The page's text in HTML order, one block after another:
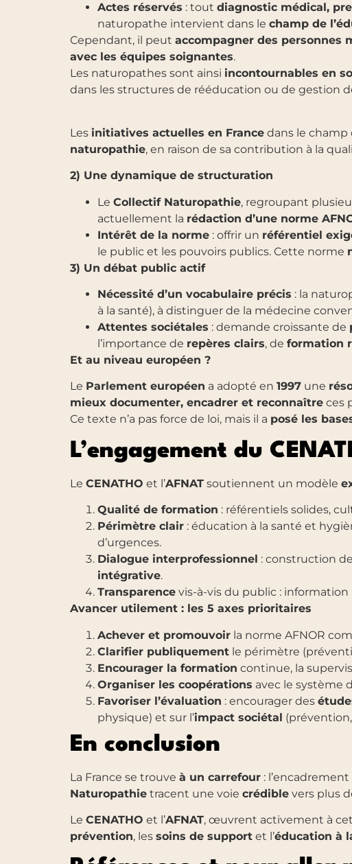
Actes réservés : tout diagnostic médical,
naturopathe intervient dans le champ de
Cependant, il peut accompagner des personnes
avec les équipes soignantes.
Les naturopathes sont ainsi incontournables en
dans les structures de rééducation ou de gestion
Les initiatives actuelles en France dans le champ
naturopathie, en raison de sa contribution à la
2) Une dynamique de structuration
Le Collectif Naturopathie, regroupant
actuellement la rédaction d’une norme
Intérêt de la norme : offrir un référentiel
le public et les pouvoirs publics. Cette norme
3) Un débat public actif
Nécessité d’un vocabulaire précis : la
à la santé), à distinguer de la médecine
Attentes sociétales : demande croissante de
l’importance de repères clairs, de formation
Et au niveau européen ?
Le Parlement européen a adopté en 1997 une
mieux documenter, encadrer et reconnaître ces
Ce texte n’a pas force de loi, mais il a posé les
L’engagement du
Le CENATHO et l’AFNAT soutiennent un modèle
Qualité de formation : référentiels solides,
Périmètre clair : éducation à la santé et
d’urgences.
Dialogue interprofessionnel : construction de
intégrative.
Transparence vis-à-vis du public :
Avancer utilement : les 5 axes prioritaires
Achever et promouvoir la norme AFNOR
Clarifier publiquement le périmètre
Encourager la formation continue, la
Organiser les coopérations avec le système
Favoriser l’évaluation : encourager des
physique) et sur l’impact sociétal
En conclusion
La France se trouve à un carrefour :
Naturopathie tracent une voie crédible vers plus
Le CENATHO et l’AFNAT, œuvrent activement à
prévention, les soins de support et l’éducation à